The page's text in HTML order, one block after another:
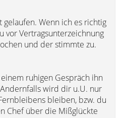
Wenn ich es richtig
vor Vertragsunterzeichnung
und der stimmte zu.
ruhigen Gespräch ihn
wird dir u.U. nur
bleiben, bzw. du
Chef über die Mißglückte